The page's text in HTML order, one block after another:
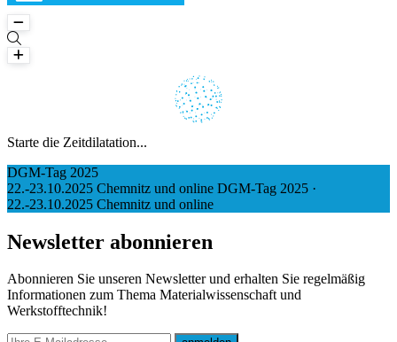
Loading
Starte die Zeitdilatation...
DGM-Tag 2025
22.-23.10.2025 Chemnitz und online
Abonnieren Sie unseren Newsletter und erhalten Sie regelmäßig
Informationen zum Thema Materialwissenschaft und